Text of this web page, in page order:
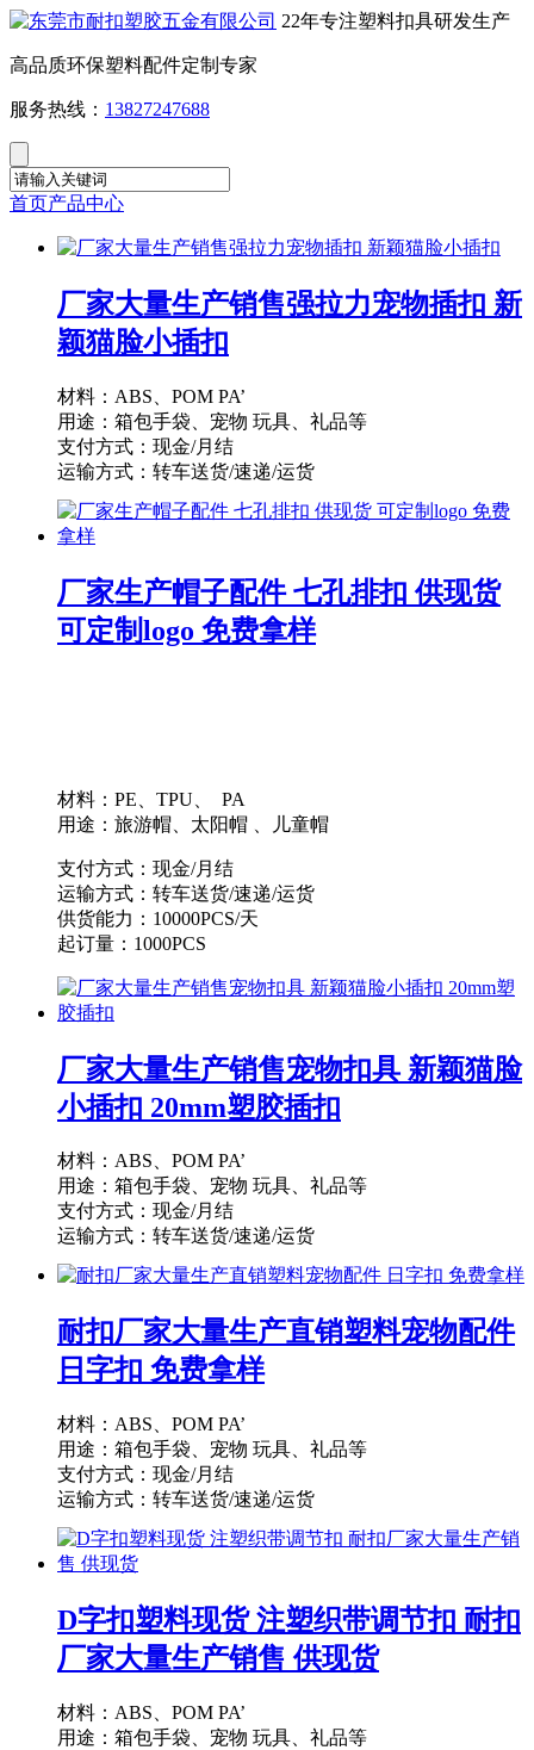
22年专注塑料扣具研发生产
高品质环保塑料配件定制专家
服务热线： 13827247688
首页产品中心
厂家大量生产销售强拉力宠物插扣 新
颖猫脸小插扣
材料：ABS、POM PA’
用途：箱包手袋、宠物 玩具、礼品等
支付方式：现金/月结
运输方式：转车送货/速递/运货
供货能力：10000PCS/天
起订量：1000PCS
厂家生产帽子配件 七孔排扣 供现货
可定制logo 免费拿样
材料：PE、TPU、 PA
用途：旅游帽、太阳帽 、儿童帽
支付方式：现金/月结
运输方式：转车送货/速递/运货
供货能力：10000PCS/天
起订量：1000PCS
厂家大量生产销售宠物扣具 新颖猫脸
小插扣 20mm塑胶插扣
材料：ABS、POM PA’
用途：箱包手袋、宠物 玩具、礼品等
支付方式：现金/月结
运输方式：转车送货/速递/运货
供货能力：10000PCS/天
起订量：1000PCS
耐扣厂家大量生产直销塑料宠物配件
日字扣 免费拿样
材料：ABS、POM PA’
用途：箱包手袋、宠物 玩具、礼品等
支付方式：现金/月结
运输方式：转车送货/速递/运货
供货能力：10000PCS/天
起订量：1000PCS
D字扣塑料现货 注塑织带调节扣 耐扣
厂家大量生产销售 供现货
材料：ABS、POM PA’
用途：箱包手袋、宠物 玩具、礼品等